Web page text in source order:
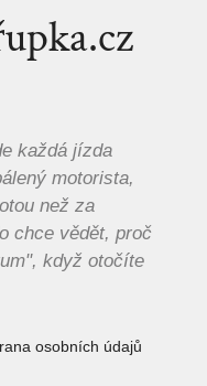
každá jízda
motorista,
než za
chce vědět, proč
když otočíte
osobních údajů